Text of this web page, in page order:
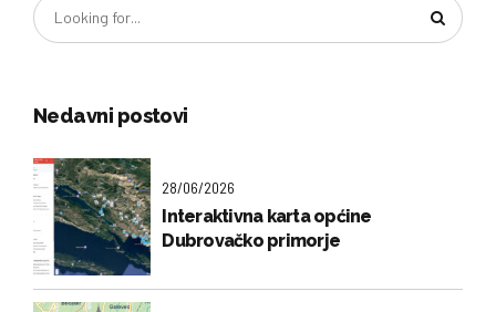
Nedavni postovi
28/06/2026
Interaktivna karta općine
Dubrovačko primorje